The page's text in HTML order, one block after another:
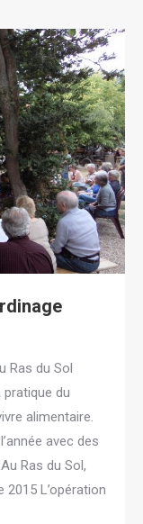
Ras du Sol
du
alimentaire.
avec des
Ras du Sol,
L’opération